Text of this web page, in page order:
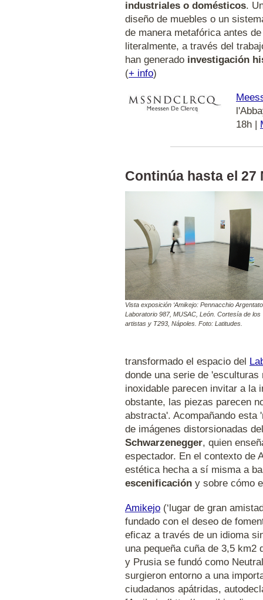
industriales o domésticos.
diseño de muebles o un
de manera metafórica antes
literalmente, a través del
han generado investigación
(+ info)
18h |
Continúa hasta el 27
Vista exposición ‘Amikejo: Pennacchio
Laboratorio 987, MUSAC, León. Cortesía de los
artistas y T293, Nápoles. Foto: Latitudes.
transformado el espacio del
donde una serie de
inoxidable parecen invitar a la
obstante, las piezas parecen
abstracta'. Acompañando esta
de imágenes distorsionadas
Schwarzenegger, quien
espectador. En el contexto de
estética hecha a sí misma a
escenificación y sobre cómo
Amikejo (‘lugar de gran
fundado con el deseo de
eficaz a través de un idioma
una pequeña cuña de 3,5
y Prusia se fundó como
surgieron entorno a una
ciudadanos apátridas,